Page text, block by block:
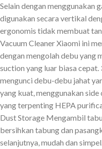
Selain dengan menggunakan
digunakan secara vertikal
ergonomis tidak membuat
Vacuum Cleaner Xiaomi ini
dengan mengolah debu yang
suction yang luar biasa
mengunci debu-debu jahat
yang kuat, menggunakan
yang terpenting HEPA
Dust Storage Mengambil
bersihkan tabung dan
selanjutnya, mudah dan